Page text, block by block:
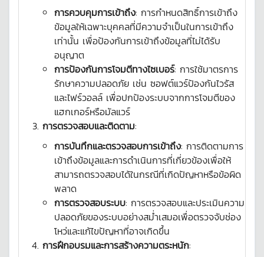
การควบคุมการเข้าถึง: การกำหนดสิทธิ์การเข้าถึง
ข้อมูลให้เฉพาะบุคคลที่มีความจำเป็นในการเข้าถึง
เท่านั้น เพื่อป้องกันการเข้าถึงข้อมูลที่ไม่ได้รับ
อนุญาต
การป้องกันการโจมตีทางไซเบอร์: การใช้มาตรการ
รักษาความปลอดภัย เช่น ซอฟต์แวร์ป้องกันไวรัส
และไฟร์วอลล์ เพื่อปกป้องระบบจากการโจมตีของ
แฮกเกอร์หรือมัลแวร์
การตรวจสอบและติดตาม:
การบันทึกและตรวจสอบการเข้าถึง: การติดตามการ
เข้าถึงข้อมูลและการดำเนินการที่เกี่ยวข้องเพื่อให้
สามารถตรวจสอบได้ในกรณีที่เกิดปัญหาหรือข้อผิด
พลาด
การตรวจสอบระบบ: การตรวจสอบและประเมินความ
ปลอดภัยของระบบอย่างสม่ำเสมอเพื่อตรวจจับช่อง
โหว่และแก้ไขปัญหาที่อาจเกิดขึ้น
การฝึกอบรมและการสร้างความตระหนัก: